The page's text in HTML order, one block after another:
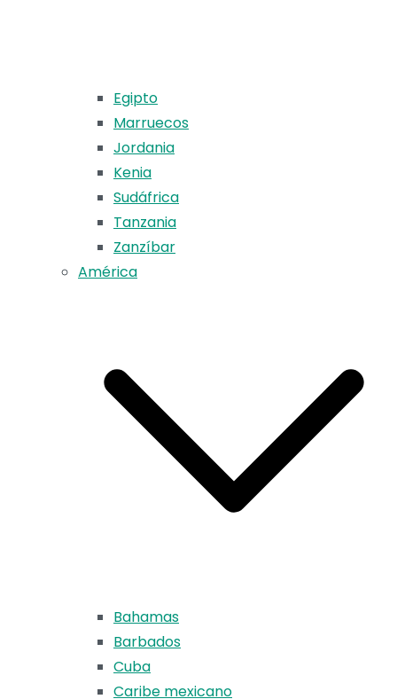
Egipto
Marruecos
Jordania
Kenia
Sudáfrica
Tanzania
Zanzíbar
América
Bahamas
Barbados
Cuba
Caribe mexicano